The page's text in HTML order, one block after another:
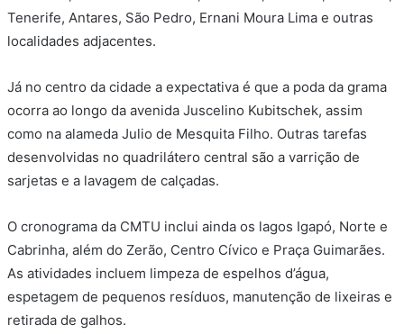
Tenerife, Antares, São Pedro, Ernani Moura Lima e outras
localidades adjacentes.
Já no centro da cidade a expectativa é que a poda da grama
ocorra ao longo da avenida Juscelino Kubitschek, assim
como na alameda Julio de Mesquita Filho. Outras tarefas
desenvolvidas no quadrilátero central são a varrição de
sarjetas e a lavagem de calçadas.
O cronograma da CMTU inclui ainda os lagos Igapó, Norte e
Cabrinha, além do Zerão, Centro Cívico e Praça Guimarães.
As atividades incluem limpeza de espelhos d’água,
espetagem de pequenos resíduos, manutenção de lixeiras e
retirada de galhos.